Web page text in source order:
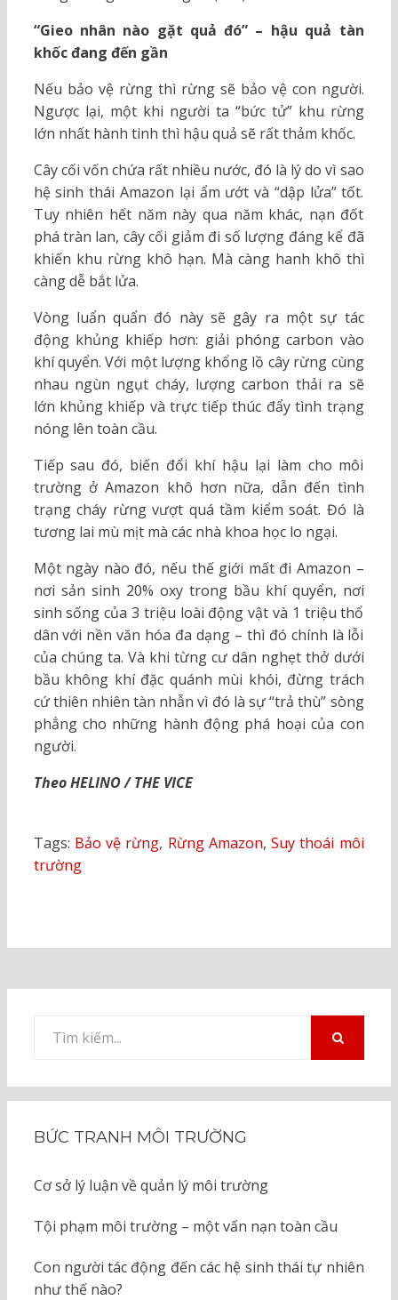
“Gieo nhân nào gặt quả đó” – hậu quả tàn
khốc đang đến gần
Nếu bảo vệ rừng thì rừng sẽ bảo vệ con người.
Ngược lại, một khi người ta “bức tử” khu rừng
lớn nhất hành tinh thì hậu quả sẽ rất thảm khốc.
Cây cối vốn chứa rất nhiều nước, đó là lý do vì sao
hệ sinh thái Amazon lại ẩm ướt và “dập lửa” tốt.
Tuy nhiên hết năm này qua năm khác, nạn đốt
phá tràn lan, cây cối giảm đi số lượng đáng kể đã
khiến khu rừng khô hạn. Mà càng hanh khô thì
càng dễ bắt lửa.
Vòng luẩn quẩn đó này sẽ gây ra một sự tác
động khủng khiếp hơn: giải phóng carbon vào
khí quyển. Với một lượng khổng lồ cây rừng cùng
nhau ngùn ngụt cháy, lượng carbon thải ra sẽ
lớn khủng khiếp và trực tiếp thúc đẩy tình trạng
nóng lên toàn cầu.
Tiếp sau đó, biến đổi khí hậu lại làm cho môi
trường ở Amazon khô hơn nữa, dẫn đến tình
trạng cháy rừng vượt quá tầm kiểm soát. Đó là
tương lai mù mịt mà các nhà khoa học lo ngại.
Một ngày nào đó, nếu thế giới mất đi Amazon –
nơi sản sinh 20% oxy trong bầu khí quyển, nơi
sinh sống của 3 triệu loài động vật và 1 triệu thổ
dân với nền văn hóa đa dạng – thì đó chính là lỗi
của chúng ta. Và khi từng cư dân nghẹt thở dưới
bầu không khí đặc quánh mùi khói, đừng trách
cứ thiên nhiên tàn nhẫn vì đó là sự “trả thù” sòng
phẳng cho những hành động phá hoại của con
người.
Theo HELINO / THE VICE
Tags: Bảo vệ rừng, Rừng Amazon, Suy thoái môi
trường
kiếm
BỨC TRANH MÔI TRƯỜNG
Cơ sở lý luận về quản lý môi trường
Tội phạm môi trường – một vấn nạn toàn cầu
Con người tác động đến các hệ sinh thái tự nhiên
như thế nào?